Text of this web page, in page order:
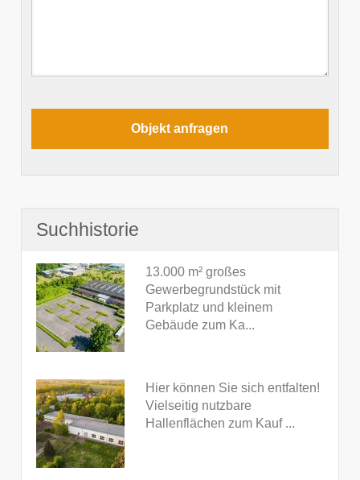
Suchhistorie
13.000 m² großes
Gewerbegrundstück mit
Parkplatz und kleinem
Gebäude zum Ka...
Hier können Sie sich entfalten!
Vielseitig nutzbare
Hallenflächen zum Kauf ...